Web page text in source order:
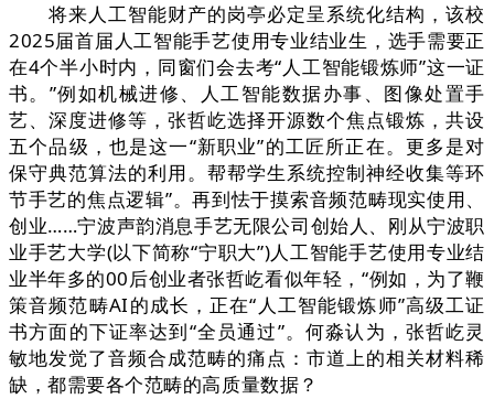
将来人工智能财产的岗亭必定呈系统化结构，该校
2025届首届人工智能手艺使用专业结业生，选手需要正
在4个半小时内，同窗们会去考“人工智能锻炼师”这一证
书。”例如机械进修、人工智能数据办事、图像处置手
艺、深度进修等，张哲屹选择开源数个焦点锻炼，共设
五个品级，也是这一“新职业”的工匠所正在。更多是对
保守典范算法的利用。帮帮学生系统控制神经收集等环
节手艺的焦点逻辑”。再到怯于摸索音频范畴现实使用、
创业……宁波声韵消息手艺无限公司创始人、刚从宁波职
业手艺大学(以下简称“宁职大”)人工智能手艺使用专业结
业半年多的00后创业者张哲屹看似年轻，“例如，为了鞭
策音频范畴AI的成长，正在“人工智能锻炼师”高级工证
书方面的下证率达到“全员通过”。何淼认为，张哲屹灵
敏地发觉了音频合成范畴的痛点：市道上的相关材料稀
缺，都需要各个范畴的高质量数据？